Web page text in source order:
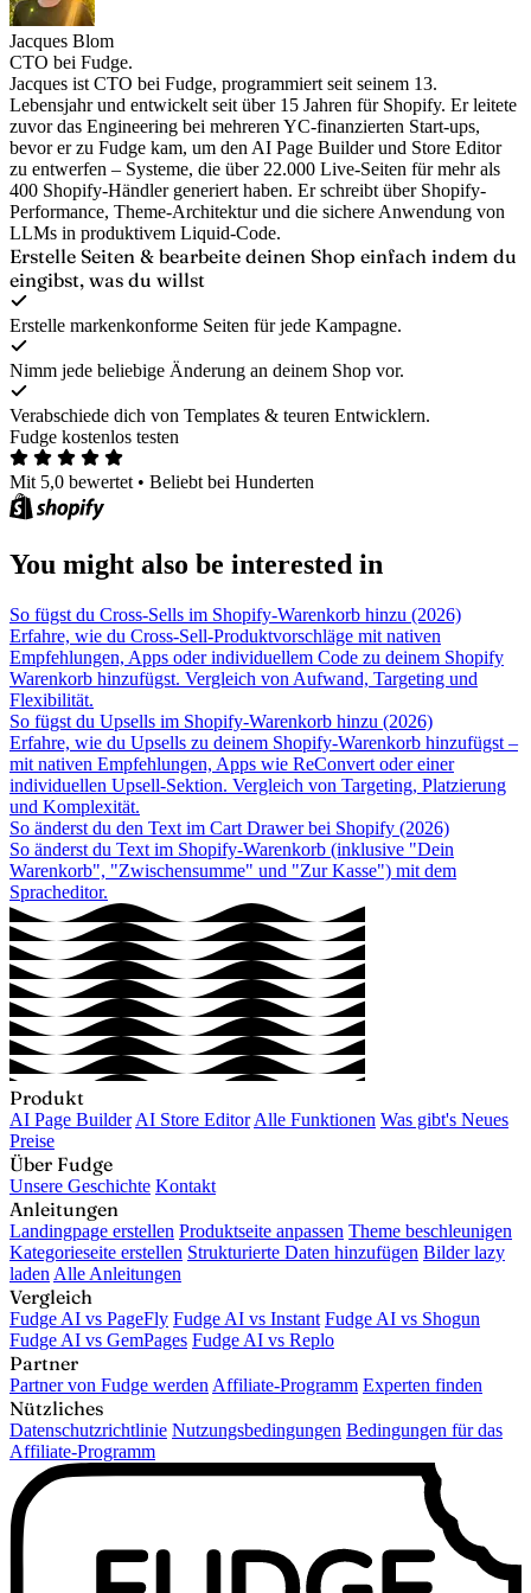
Jacques Blom
CTO bei Fudge.
Jacques ist CTO bei Fudge, programmiert seit seinem 13.
Lebensjahr und entwickelt seit über 15 Jahren für Shopify. Er leitete
zuvor das Engineering bei mehreren YC-finanzierten Start-ups,
bevor er zu Fudge kam, um den AI Page Builder und Store Editor
zu entwerfen – Systeme, die über 22.000 Live-Seiten für mehr als
400 Shopify-Händler generiert haben. Er schreibt über Shopify-
Performance, Theme-Architektur und die sichere Anwendung von
LLMs in produktivem Liquid-Code.
Erstelle Seiten & bearbeite deinen Shop einfach indem du
eingibst, was du willst
Erstelle markenkonforme Seiten für jede Kampagne.
Nimm jede beliebige Änderung an deinem Shop vor.
Verabschiede dich von Templates & teuren Entwicklern.
Fudge kostenlos testen
Mit 5,0 bewertet • Beliebt bei Hunderten
You might also be interested in
So fügst du Cross-Sells im Shopify-Warenkorb hinzu (2026)
Erfahre, wie du Cross-Sell-Produktvorschläge mit nativen
Empfehlungen, Apps oder individuellem Code zu deinem Shopify
Warenkorb hinzufügst. Vergleich von Aufwand, Targeting und
Flexibilität.
So fügst du Upsells im Shopify-Warenkorb hinzu (2026)
Erfahre, wie du Upsells zu deinem Shopify-Warenkorb hinzufügst –
mit nativen Empfehlungen, Apps wie ReConvert oder einer
individuellen Upsell-Sektion. Vergleich von Targeting, Platzierung
und Komplexität.
So änderst du den Text im Cart Drawer bei Shopify (2026)
So änderst du Text im Shopify-Warenkorb (inklusive "Dein
Warenkorb", "Zwischensumme" und "Zur Kasse") mit dem
Spracheditor.
Produkt
AI Page Builder AI Store Editor Alle Funktionen Was gibt's Neues
Preise
Über Fudge
Unsere Geschichte Kontakt
Anleitungen
Landingpage erstellen Produktseite anpassen Theme beschleunigen
Kategorieseite erstellen Strukturierte Daten hinzufügen Bilder lazy
laden Alle Anleitungen
Vergleich
Fudge AI vs PageFly Fudge AI vs Instant Fudge AI vs Shogun
Fudge AI vs GemPages Fudge AI vs Replo
Partner
Partner von Fudge werden Affiliate-Programm Experten finden
Nützliches
Datenschutzrichtlinie Nutzungsbedingungen Bedingungen für das
Affiliate-Programm